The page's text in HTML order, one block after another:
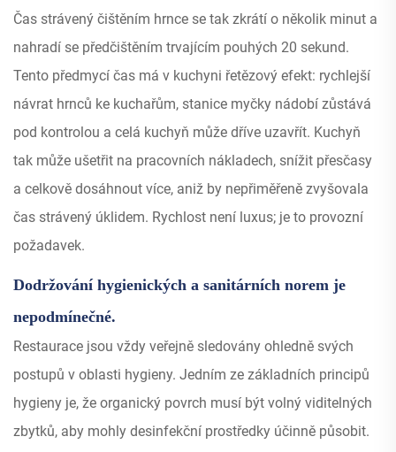
Čas strávený čištěním hrnce se tak zkrátí o několik minut a
nahradí se předčištěním trvajícím pouhých 20 sekund.
Tento předmycí čas má v kuchyni řetězový efekt: rychlejší
návrat hrnců ke kuchařům, stanice myčky nádobí zůstává
pod kontrolou a celá kuchyň může dříve uzavřít. Kuchyň
tak může ušetřit na pracovních nákladech, snížit přesčasy
a celkově dosáhnout více, aniž by nepřiměřeně zvyšovala
čas strávený úklidem. Rychlost není luxus; je to provozní
požadavek.
Dodržování hygienických a sanitárních norem je
nepodmínečné.
Restaurace jsou vždy veřejně sledovány ohledně svých
postupů v oblasti hygieny. Jedním ze základních principů
hygieny je, že organický povrch musí být volný viditelných
zbytků, aby mohly desinfekční prostředky účinně působit.